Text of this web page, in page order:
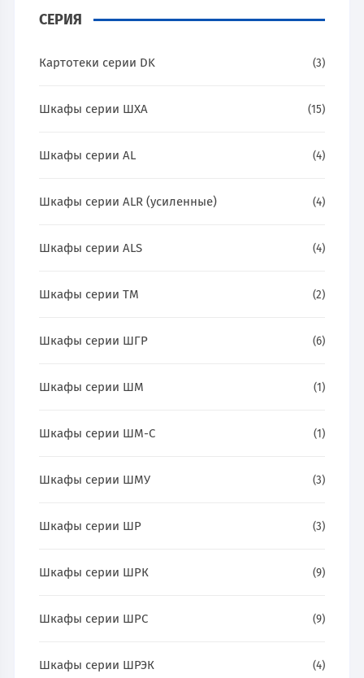
СЕРИЯ
Картотеки серии DK (3)
Шкафы серии ШХА (15)
Шкафы серии AL (4)
Шкафы серии ALR (усиленные) (4)
Шкафы серии ALS (4)
Шкафы серии ТМ (2)
Шкафы серии ШГР (6)
Шкафы серии ШМ (1)
Шкафы серии ШМ-С (1)
Шкафы серии ШМУ (3)
Шкафы серии ШР (3)
Шкафы серии ШРК (9)
Шкафы серии ШРС (9)
Шкафы серии ШРЭК (4)